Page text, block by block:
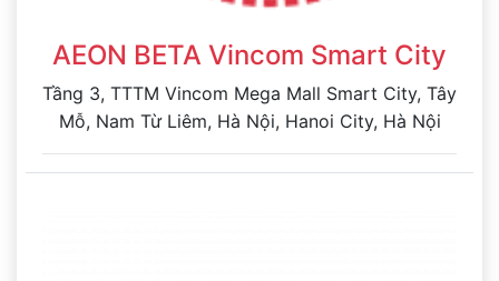
AEON BETA Vincom Smart City
Tầng 3, TTTM Vincom Mega Mall Smart City, Tây
Mỗ, Nam Từ Liêm, Hà Nội, Hanoi City, Hà Nội